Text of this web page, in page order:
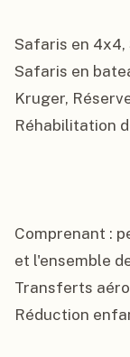
Safaris en 4x4,
Safaris en
Kruger,
Réhabilitation
Comprenant :
et l'ensemble
Transferts
Réduction